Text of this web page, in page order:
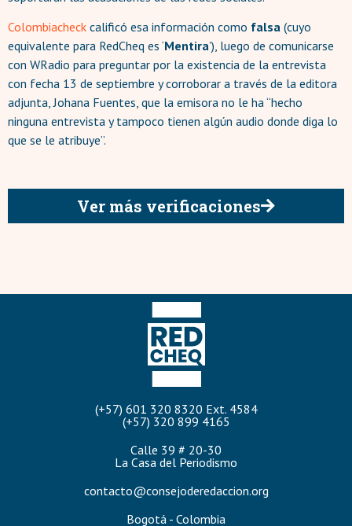
Colombiacheck calificó esa información como falsa (cuyo
equivalente para RedCheq es ‘Mentira’), luego de comunicarse
con WRadio para preguntar por la existencia de la entrevista
con fecha 13 de septiembre y corroborar a través de la editora
adjunta, Johana Fuentes, que la emisora no le ha “hecho
ninguna entrevista y tampoco tienen algún audio donde diga lo
que se le atribuye”.
Ver más verificaciones
(+57) 601 320 8320 Ext. 4584
(+57) 320 899 4165
Calle 39 # 20-30
La Casa del Periodismo
contacto@consejoderedaccion.org
Bogotá - Colombia